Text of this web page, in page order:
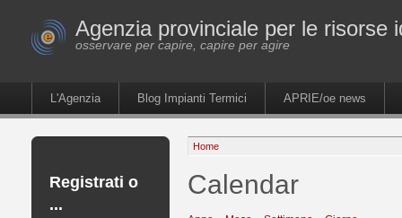
Agenzia provinciale per le risorse
osservare per capire, capire per agire
L'Agenzia Blog Impianti Termici APRIE/oe news
Registrati o
...
Home
Calendar